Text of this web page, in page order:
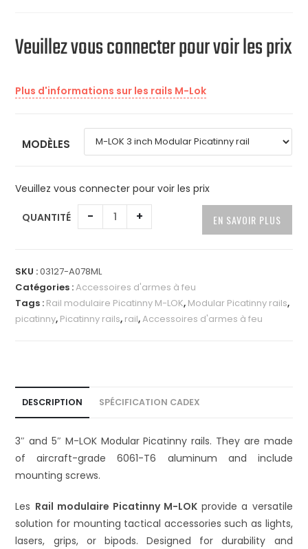
Veuillez vous connecter pour voir les prix
Plus d'informations sur les rails M-Lok
MODÈLES
Veuillez vous connecter pour voir les prix
QUANTITÉ - + EN SAVOIR PLUS
n
a
:
SKU :03127-A078ML
Catégories :Accessoires d'armes à feu
Tags : Rail modulaire Picatinny M-LOK, Modular Picatinny rails,
picatinny, Picatinny rails, rail,Accessoires d'armes à feu
DESCRIPTION SPÉCIFICATION CADEX
3″ and 5″ M-LOK Modular Picatinny rails. They are made
of aircraft-grade 6061-T6 aluminum and include
mounting screws.
Les Rail modulaire Picatinny M-LOK provide a versatile
solution for mounting tactical accessories such as lights,
lasers, grips, or bipods. Designed for durability and